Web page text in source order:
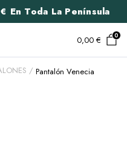
En Toda La Península
0,00 € 0
Pantalón Venecia